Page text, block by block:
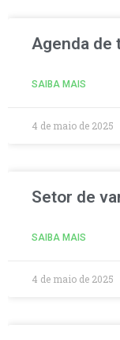
Agenda de
SAIBA MAIS
4 de maio de 2025
Setor de
SAIBA MAIS
4 de maio de 2025